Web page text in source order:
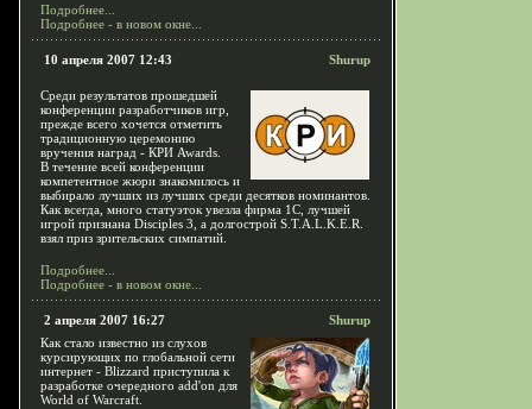
Подробнее...
Подробнее - в новом окне...
10 апреля 2007 12:43 Shurup
Среди результатов прошедшей
конференции разработчиков игр,
прежде всего хочется отметить
традиционную церемонию
вручения наград - КРИ Awards.
В течение всей конференции
компетентное жюри знакомилось и
выбирало лучших из лучших среди десятков номинантов.
Как всегда, много статуэток увезла фирма 1С, лучшей
игрой признана Disciples 3, а долгострой S.T.A.L.K.E.R.
взял приз зрительских симпатий.
Подробнее...
Подробнее - в новом окне...
2 апреля 2007 16:27
Shurup
Как стало известно из слухов
курсирующих по глобальной сети
интернет - Blizzard приступила к
разработке очередного add'on для
World of Warcraft.